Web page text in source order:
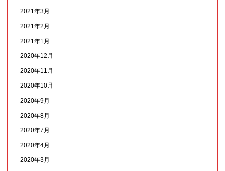
2021年3月
2021年2月
2021年1月
2020年12月
2020年11月
2020年10月
2020年9月
2020年8月
2020年7月
2020年4月
2020年3月